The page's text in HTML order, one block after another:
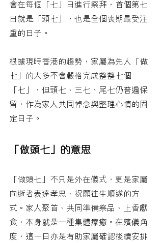
會在每個「七」日進行祭拜，首個第七
日就是「頭七」，也是全個喪期最受注
重的日子。
根據現時香港的趨勢，家屬為先人「做
七」的大多不會嚴格完成整整七個
「七」，但頭七、三七、尾七仍普遍保
留，作為家人共同悼念與整理心情的固
定日子。
「做頭七」的意思
「做頭七」不只是外在儀式，更是家屬
向逝者表達孝思、祝願往生順遂的方
式。家人聚首、共同準備祭品、上香獻
食，本身就是一種集體療癒。在殯儀角
度，這一日亦是有助家屬確認後續安排